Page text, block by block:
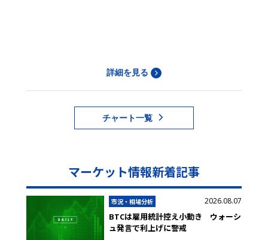
詳細を見る
チャート一覧
マーケット情報新着記事
市況・相場分析 2026.08.07
BTCは雇用統計控え小動き ウォーシ
ュ発言で利上げに警戒